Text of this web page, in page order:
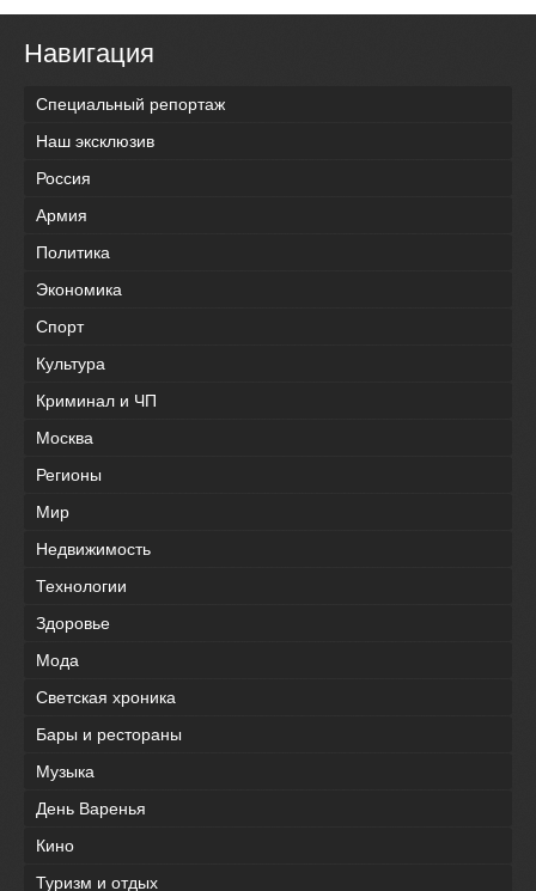
Навигация
Специальный репортаж
Наш эксклюзив
Россия
Армия
Политика
Экономика
Спорт
Культура
Криминал и ЧП
Москва
Регионы
Мир
Недвижимость
Технологии
Здоровье
Мода
Светская хроника
Бары и рестораны
Музыка
День Варенья
Кино
Туризм и отдых